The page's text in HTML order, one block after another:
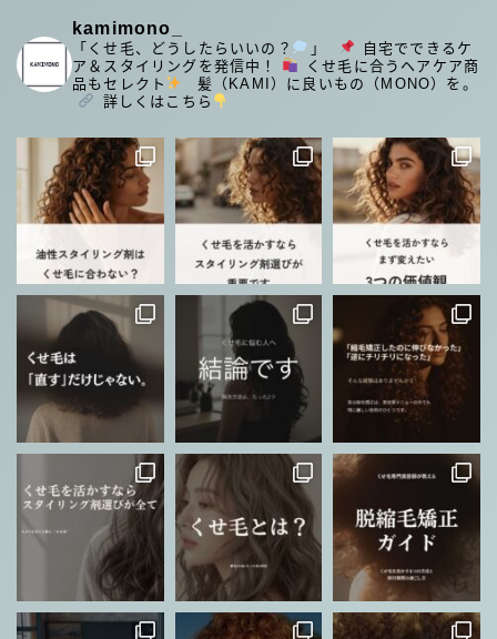
kamimono_
「くせ毛、どうしたらいいの？ 」
自宅でできるケ
ア＆スタイリングを発信中！
くせ毛に合うヘアケア商
品もセレクト
髪（KAMI）に良いもの（MONO）を。
詳しくはこちら